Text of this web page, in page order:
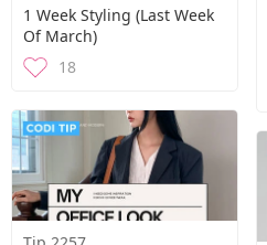
1 Week Styling (Last Week
Of March)
18